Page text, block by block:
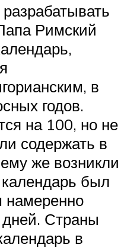
Римский
в
годов.
на 100, но не
содержать в
же возникли
был
намеренно
дней. Страны
в